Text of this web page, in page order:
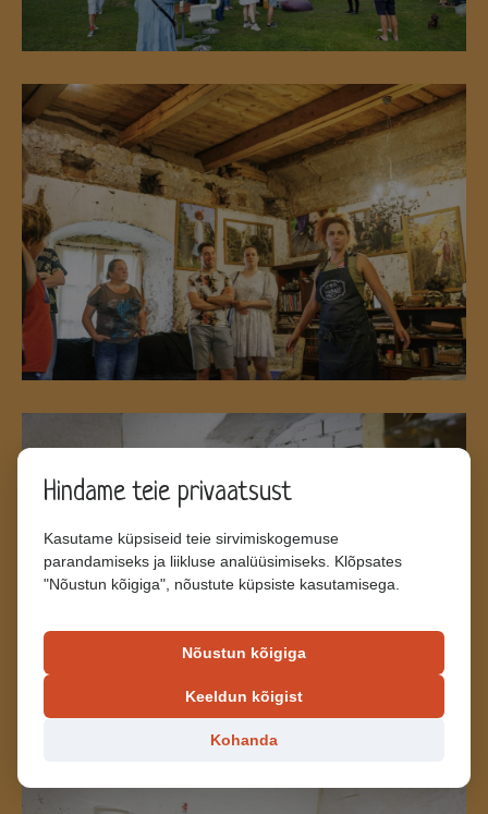
Hindame teie privaatsust
Kasutame küpsiseid teie sirvimiskogemuse
parandamiseks ja liikluse analüüsimiseks. Klõpsates
"Nõustun kõigiga", nõustute küpsiste kasutamisega.
Nõustun kõigiga
Keeldun kõigist
Kohanda